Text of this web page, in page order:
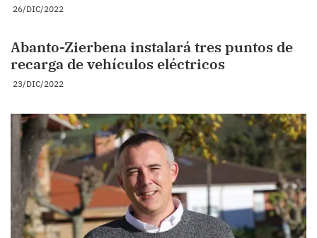
26/DIC/2022
Abanto-Zierbena instalará tres puntos de
recarga de vehículos eléctricos
23/DIC/2022